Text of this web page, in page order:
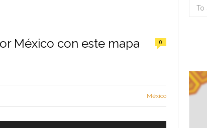
México con este mapa
0
México
Search
for: